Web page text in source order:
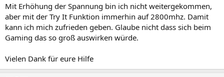
Mit Erhöhung der Spannung bin ich nicht weitergekommen,
aber mit der Try It Funktion immerhin auf 2800mhz. Damit
kann ich mich zufrieden geben. Glaube nicht dass sich beim
Gaming das so groß auswirken würde.
Vielen Dank für eure Hilfe